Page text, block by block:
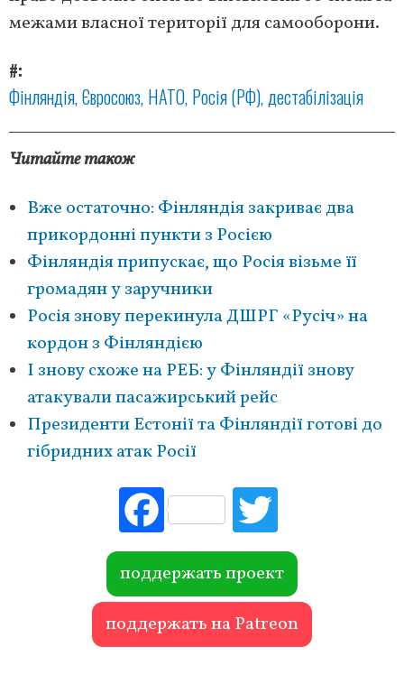
межами власної території для самооборони.
#
Фінляндія Євросоюз НАТО Росія (РФ) дестабілізація
Читайте також
Вже остаточно: Фінляндія закриває два
прикордонні пункти з Росією
Фінляндія припускає, що Росія візьме її
громадян у заручники
Росія знову перекинула ДШРГ «Русіч» на
кордон з Фінляндією
І знову схоже на РЕБ: у Фінляндії знову
атакували пасажирський рейс
Президенти Естонії та Фінляндії готові до
гібридних атак Росії
Fac
ebo
ok r
поддержать проект
поддержать на Patreon